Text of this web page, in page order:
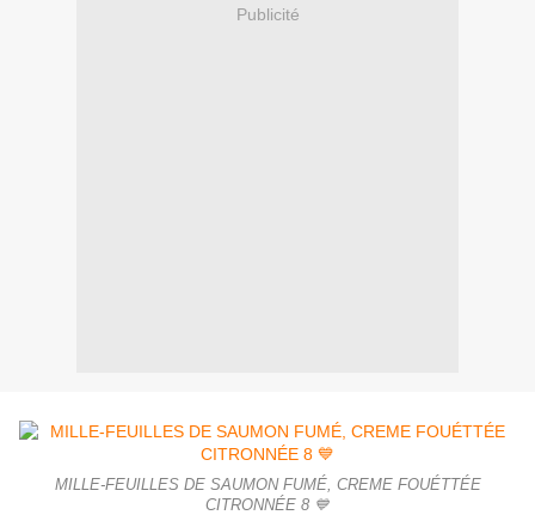
Publicité
MILLE-FEUILLES DE SAUMON FUMÉ, CREME FOUÉTTÉE
CITRONNÉE 8 💙